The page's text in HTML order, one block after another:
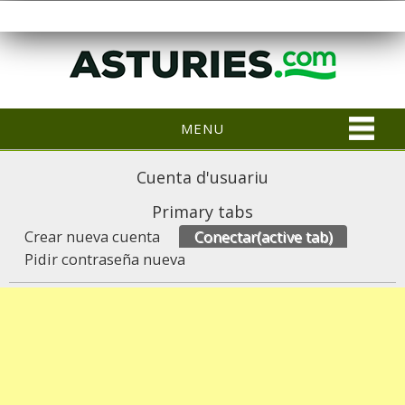
MENU
Cuenta d'usuariu
Primary tabs
Crear nueva cuenta Conectar(active tab)
Pidir contraseña nueva